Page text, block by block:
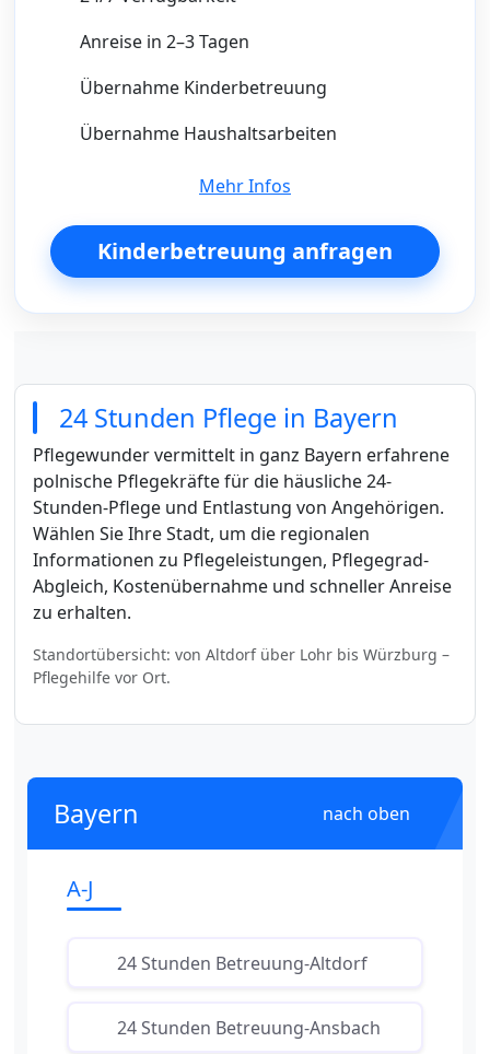
Anreise in 2–3 Tagen
Übernahme Kinderbetreuung
Übernahme Haushaltsarbeiten
Mehr Infos
Kinderbetreuung anfragen
24 Stunden Pflege in Bayern
Pflegewunder vermittelt in ganz Bayern erfahrene
polnische Pflegekräfte für die häusliche 24-
Stunden-Pflege und Entlastung von Angehörigen.
Wählen Sie Ihre Stadt, um die regionalen
Informationen zu Pflegeleistungen, Pflegegrad-
Abgleich, Kostenübernahme und schneller Anreise
zu erhalten.
Standortübersicht: von Altdorf über Lohr bis Würzburg –
Pflegehilfe vor Ort.
Bayern nach oben
A-J
24 Stunden Betreuung-Altdorf
24 Stunden Betreuung-Ansbach